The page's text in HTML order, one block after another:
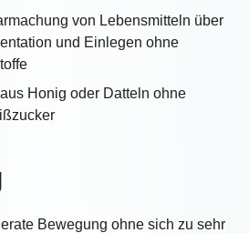
von Lebensmitteln über
und Einlegen ohne
Honig oder Datteln ohne
Bewegung ohne sich zu sehr